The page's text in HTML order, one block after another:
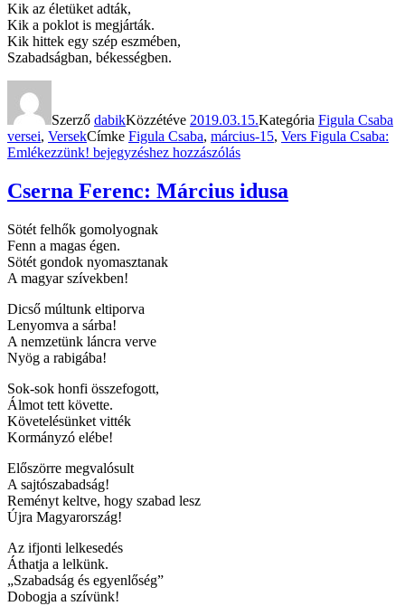
Kik az életüket adták,
Kik a poklot is megjárták.
Kik hittek egy szép eszmében,
Szabadságban, békességben.
Szerző dabikKözzétéve 2019.03.15.Kategória Figula Csaba
versei, VersekCímke Figula Csaba, március-15, Vers Figula Csaba:
Emlékezzünk! bejegyzéshez hozzászólás
Cserna Ferenc: Március idusa
Sötét felhők gomolyognak
Fenn a magas égen.
Sötét gondok nyomasztanak
A magyar szívekben!
Dicső múltunk eltiporva
Lenyomva a sárba!
A nemzetünk láncra verve
Nyög a rabigába!
Sok-sok honfi összefogott,
Álmot tett követte.
Követelésünket vitték
Kormányzó elébe!
Előszörre megvalósult
A sajtószabadság!
Reményt keltve, hogy szabad lesz
Újra Magyarország!
Az ifjonti lelkesedés
Áthatja a lelkünk.
„Szabadság és egyenlőség”
Dobogja a szívünk!